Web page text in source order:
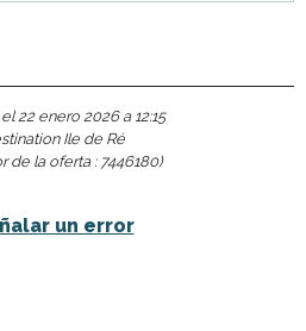
22 enero 2026 a 12:15
Ile de Ré
de la oferta : 7446180)
un error